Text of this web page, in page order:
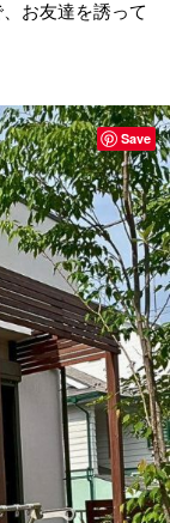
お友達を誘って
Save